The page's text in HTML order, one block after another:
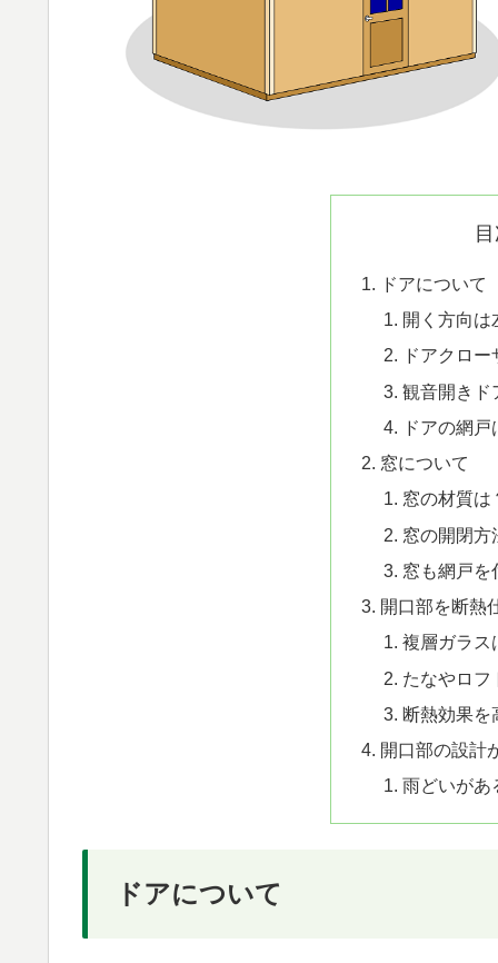
ドアについて
開く方向は
ドアクロ
観音開きド
ドアの網戸
窓について
窓の材質は
窓の開閉方
窓も網戸を
開口部を断熱
複層ガラス
たなやロフ
断熱効果を
開口部の設計
雨どいがあ
ドアについて